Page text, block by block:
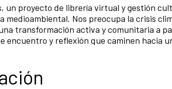
un proyecto de librería virtual y gestión
medioambiental. Nos preocupa la crisis
transformación activa y comunitaria a
encuentro y reflexión que caminen hacia